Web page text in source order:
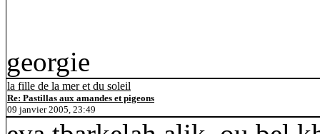
georgie
la fille de la mer et du soleil
Re: Pastillas aux amandes et pigeons
09 janvier 2005, 23:49